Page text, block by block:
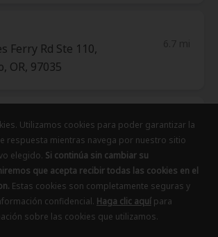
Ferry Rd Ste 110,
OR, 97035
Dr Ste 400, Lake
97035
6.7 mi
St Ste 305,
Utilizamos cookies para poder garantizar la
respuesta mientras navega por nuestro sitio
elegido. Si continúa sin cambiar su
que acepta recibir todas las cookies en el
Estas cookies son completamente seguras y
confidencial. Haga clic aquí para
sobre las cookies que utilizamos.
Utilizamos cookies para poder garantizar la
respuesta mientras navega por nuestro sitio
elegido. Si continúa sin cambiar su
que acepta recibir todas las cookies en el
Estas cookies son completamente seguras y
confidencial. Haga clic aquí para
sobre las cookies que utilizamos.
Utilizamos cookies para poder garantizar la
respuesta mientras navega por nuestro sitio
elegido. Si continúa sin cambiar su
que acepta recibir todas las cookies en el
Estas cookies son completamente seguras y
confidencial. Haga clic aquí para
sobre las cookies que utilizamos.